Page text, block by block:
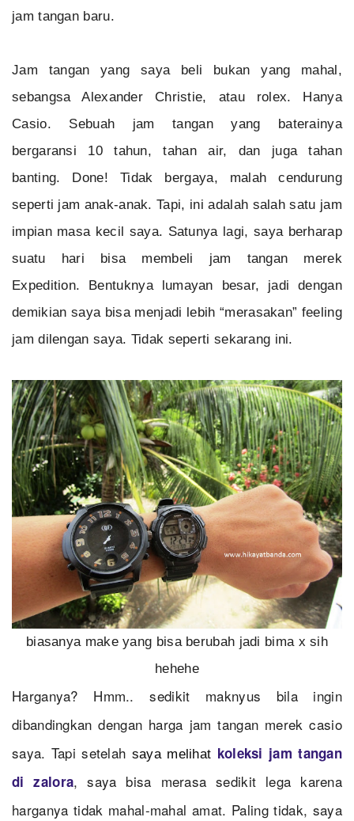
jam tangan baru.
Jam tangan yang saya beli bukan yang mahal,
sebangsa Alexander Christie, atau rolex. Hanya
Casio. Sebuah jam tangan yang baterainya
bergaransi 10 tahun, tahan air, dan juga tahan
banting. Done! Tidak bergaya, malah cendurung
seperti jam anak-anak. Tapi, ini adalah salah satu jam
impian masa kecil saya. Satunya lagi, saya berharap
suatu hari bisa membeli jam tangan merek
Expedition. Bentuknya lumayan besar, jadi dengan
demikian saya bisa menjadi lebih “merasakan” feeling
jam dilengan saya. Tidak seperti sekarang ini.
biasanya make yang bisa berubah jadi bima x sih
hehehe
Harganya? Hmm.. sedikit maknyus bila ingin
dibandingkan dengan harga jam tangan merek casio
saya. Tapi setelah saya melihat koleksi jam tangan
di zalora, saya bisa merasa sedikit lega karena
harganya tidak mahal-mahal amat. Paling tidak, saya